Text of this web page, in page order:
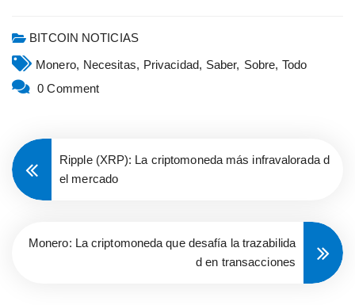
BITCOIN NOTICIAS
Monero, Necesitas, Privacidad, Saber, Sobre, Todo
0 Comment
Ripple (XRP): La criptomoneda más infravalorada d
el mercado
Monero: La criptomoneda que desafía la trazabilida
d en transacciones